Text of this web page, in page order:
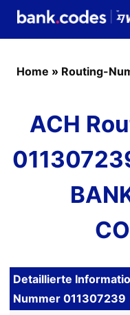
Home » Routing-
ACH
Detaillierte
Nummer 011307239